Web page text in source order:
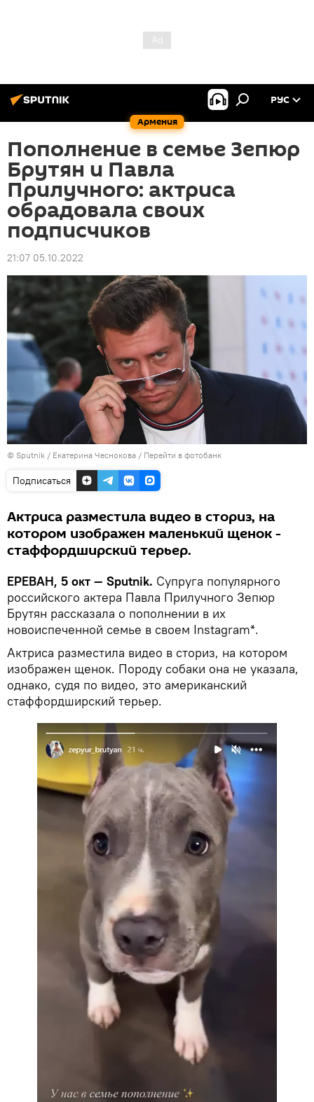
Армения
РУС
Пополнение в семье Зепюр
Брутян и Павла
Прилучного: актриса
обрадовала своих
подписчиков
21:07 05.10.2022
© Sputnik / Екатерина Чеснокова / Перейти в фотобанк
Подписаться
Актриса разместила видео в сториз, на
котором изображен маленький щенок -
стаффордширский терьер.
ЕРЕВАН, 5 окт — Sputnik. Супруга популярного
российского актера Павла Прилучного Зепюр
Брутян рассказала о пополнении в их
новоиспеченной семье в своем Instagram*.
Актриса разместила видео в сториз, на котором
изображен щенок. Породу собаки она не указала,
однако, судя по видео, это американский
стаффордширский терьер.